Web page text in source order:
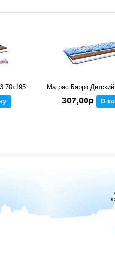
70x195 Матрас Барро
307,00р В